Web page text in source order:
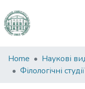
Communities
&
Home
Філологічні студії